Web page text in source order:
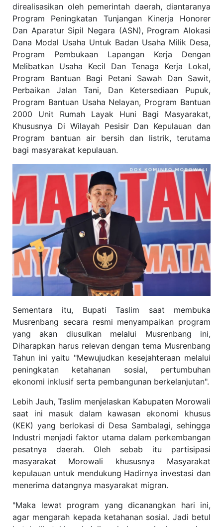
direalisasikan oleh pemerintah daerah, diantaranya
Program Peningkatan Tunjangan Kinerja Honorer
Dan Aparatur Sipil Negara (ASN), Program Alokasi
Dana Modal Usaha Untuk Badan Usaha Milik Desa,
Program Pembukaan Lapangan Kerja Dengan
Melibatkan Usaha Kecil Dan Tenaga Kerja Lokal,
Program Bantuan Bagi Petani Sawah Dan Sawit,
Perbaikan Jalan Tani, Dan Ketersediaan Pupuk,
Program Bantuan Usaha Nelayan, Program Bantuan
2000 Unit Rumah Layak Huni Bagi Masyarakat,
Khususnya Di Wilayah Pesisir Dan Kepulauan dan
Program bantuan air bersih dan listrik, terutama
bagi masyarakat kepulauan.
Sementara itu, Bupati Taslim saat membuka
Musrenbang secara resmi menyampaikan program
yang akan diusulkan melalui Musrenbang ini,
Diharapkan harus relevan dengan tema Musrenbang
Tahun ini yaitu "Mewujudkan kesejahteraan melalui
peningkatan ketahanan sosial, pertumbuhan
ekonomi inklusif serta pembangunan berkelanjutan".
Lebih Jauh, Taslim menjelaskan Kabupaten Morowali
saat ini masuk dalam kawasan ekonomi khusus
(KEK) yang berlokasi di Desa Sambalagi, sehingga
Industri menjadi faktor utama dalam perkembangan
pesatnya daerah. Oleh sebab itu partisipasi
masyarakat Morowali khususnya Masyarakat
kepulauan untuk mendukung Hadirnya investasi dan
menerima datangnya masyarakat migran.
"Maka lewat program yang dicanangkan hari ini,
agar mengarah kepada ketahanan sosial. Jadi betul